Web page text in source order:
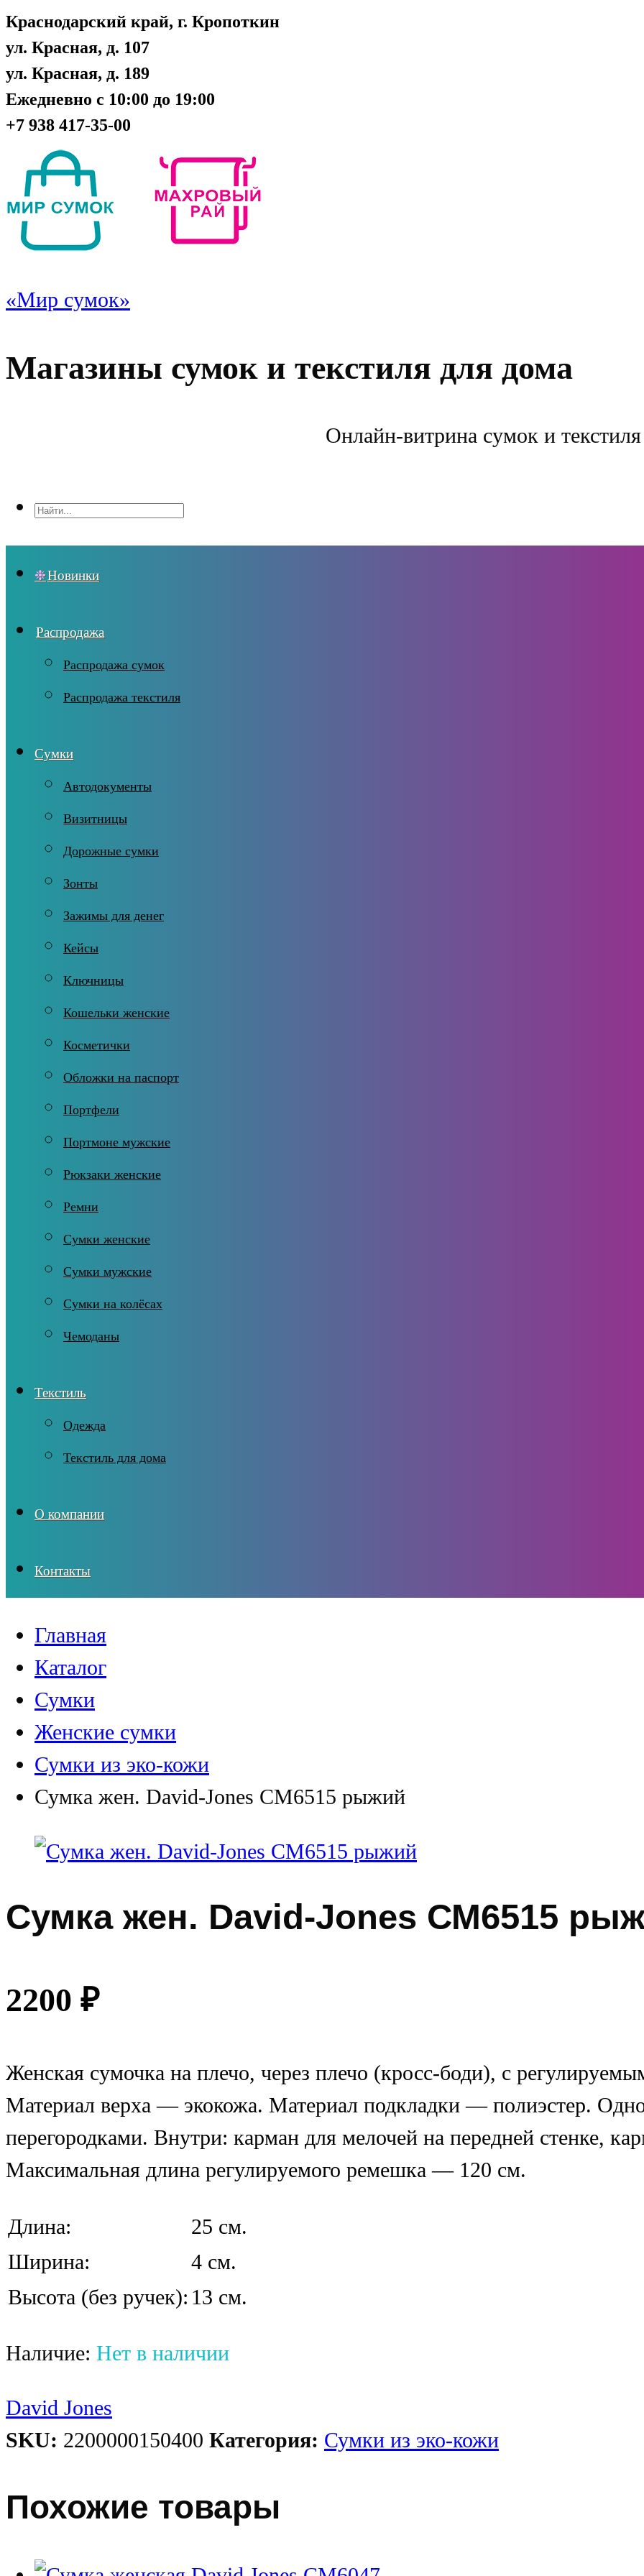
Краснодарский край, г. Кропоткин
ул. Красная, д. 107
ул. Красная, д. 189
Ежедневно с 10:00 до 19:00
+7 938 417-35-00
«Мир сумок»
Магазины сумок и текстиля для дома
Онлайн-витрина сумок и текстиля
Новинки
Распродажа
Распродажа сумок
Распродажа текстиля
Сумки
Автодокументы
Визитницы
Дорожные сумки
Зонты
Зажимы для денег
Кейсы
Ключницы
Кошельки женские
Косметички
Обложки на паспорт
Портфели
Портмоне мужские
Рюкзаки женские
Ремни
Сумки женские
Сумки мужские
Сумки на колёсах
Чемоданы
Текстиль
Одежда
Текстиль для дома
О компании
Контакты
Главная
Каталог
Сумки
Женские сумки
Сумки из эко-кожи
Сумка жен. David-Jones СМ6515 рыжий
Сумка жен. David-Jones СМ6515
2200 ₽
Женская сумочка на плечо, через плечо (кросс-боди), с
Материал верха — экокожа. Материал подкладки — полиэстер.
перегородками. Внутри: карман для мелочей на передней стенке,
Максимальная длина регулируемого ремешка — 120 см.
Длина:
25 см.
Ширина:
4 см.
Высота (без ручек): 13 см.
Наличие: Нет в наличии
David Jones
SKU: 2200000150400 Категория: Сумки из эко-кожи
Похожие товары